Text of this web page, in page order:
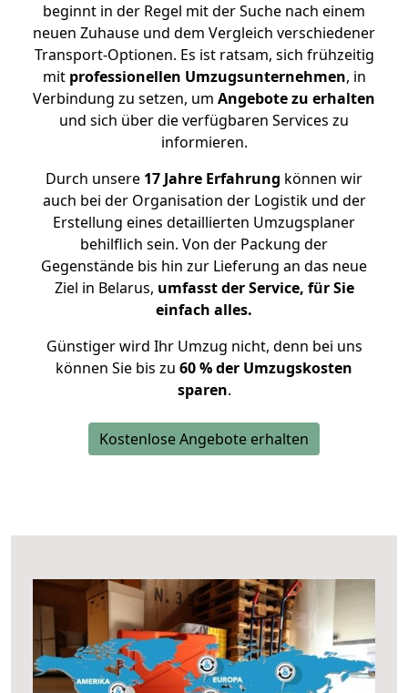
beginnt in der Regel mit der Suche nach einem
neuen Zuhause und dem Vergleich verschiedener
Transport-Optionen. Es ist ratsam, sich frühzeitig
mit professionellen Umzugsunternehmen, in
Verbindung zu setzen, um Angebote zu erhalten
und sich über die verfügbaren Services zu
informieren.
Durch unsere 17 Jahre Erfahrung können wir
auch bei der Organisation der Logistik und der
Erstellung eines detaillierten Umzugsplaner
behilflich sein. Von der Packung der
Gegenstände bis hin zur Lieferung an das neue
Ziel in Belarus, umfasst der Service, für Sie
einfach alles.
Günstiger wird Ihr Umzug nicht, denn bei uns
können Sie bis zu 60 % der Umzugskosten
sparen.
Kostenlose Angebote erhalten